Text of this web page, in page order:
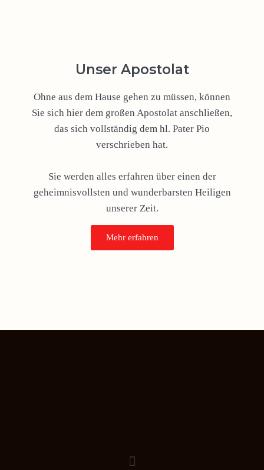
Unser Apostolat
Ohne aus dem Hause gehen zu müssen, können
Sie sich hier dem großen Apostolat anschließen,
das sich vollständig dem hl. Pater Pio
verschrieben hat.
Sie werden alles erfahren über einen der
geheimnisvollsten und wunderbarsten Heiligen
unserer Zeit.
Mehr erfahren